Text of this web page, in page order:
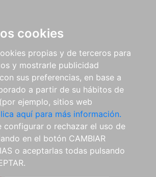
cookies
propias y de terceros para
y mostrarle publicidad
sus preferencias, en base a
a partir de su hábitos de
ejemplo, sitios web
aquí para más información.
configurar o rechazar el uso de
en el botón CAMBIAR
o aceptarlas todas pulsando